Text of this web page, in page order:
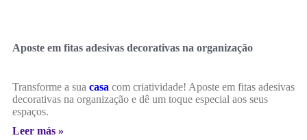
Aposte em fitas adesivas decorativas na organização
Transforme a sua casa com criatividade! Aposte em fitas adesivas
decorativas na organização e dê um toque especial aos seus
espaços.
Leer más »